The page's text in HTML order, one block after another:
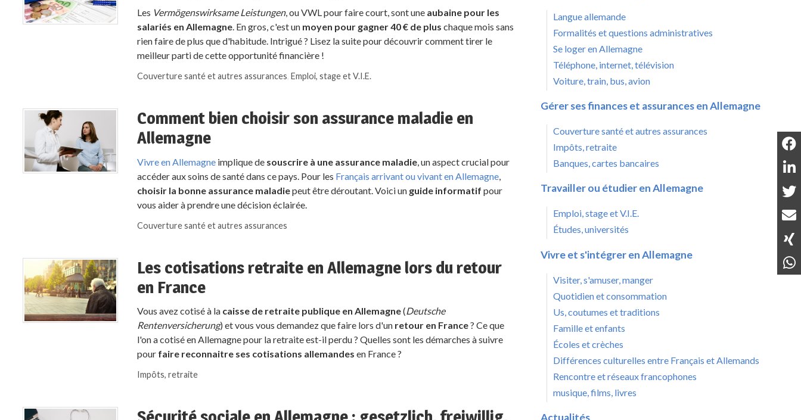
Les Vermögenswirksame Leistungen, ou VWL pour faire court, sont une aubaine pour les
salariés en Allemagne. En gros, c'est un moyen pour gagner 40 € de plus chaque mois sans
rien faire de plus que d'habitude. Intrigué ? Lisez la suite pour découvrir comment tirer le
meilleur parti de cette opportunité financière !
Couverture santé et autres assurances ,Emploi, stage et V.I.E.
Comment bien choisir son assurance maladie en
Allemagne
Vivre en Allemagne implique de souscrire à une assurance maladie , un aspect crucial pour
accéder aux soins de santé dans ce pays. Pour les Français arrivant ou vivant en Allemagne
choisir la bonne assurance maladiepeut être déroutant. Voici un guide informatif pour
vous aider à prendre une décision éclairée.
Couverture santé et autres assurances
Les cotisations retraite en Allemagne lors du retour
en France
Vous avez cotisé à la caisse de retraite publique en Allemagne(Deutsche
Rentenversicherung) et vous vous demandez que faire lors d'un retour en France? Ce que
l'on a cotisé en Allemagne pour la retraite est-il perdu ? Quelles sont les démarches à suivre
pour faire reconnaitre ses cotisations allemandes en France ?
Impôts, retraite
Langue allemande
Formalités et questions administratives
Se loger en Allemagne
Téléphone, internet, télévision
Voiture, train, bus, avion
Gérer ses finances et assurances en Allemagne
Couverture santé et autres assurances
Impôts, retraite
Banques, cartes bancaires
Travailler ou étudier en Allemagne
Emploi, stage et V.I.E.
Études, universités
Vivre et s'intégrer en Allemagne
Visiter, s'amuser, manger
Quotidien et consommation
Us, coutumes et traditions
Famille et enfants
Écoles et crèches
Différences culturelles entre Français et Allemands
Rencontre et réseaux francophones
musique, films, livres
Actualités